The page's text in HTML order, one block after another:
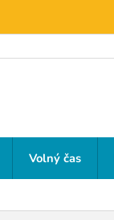
Volný čas